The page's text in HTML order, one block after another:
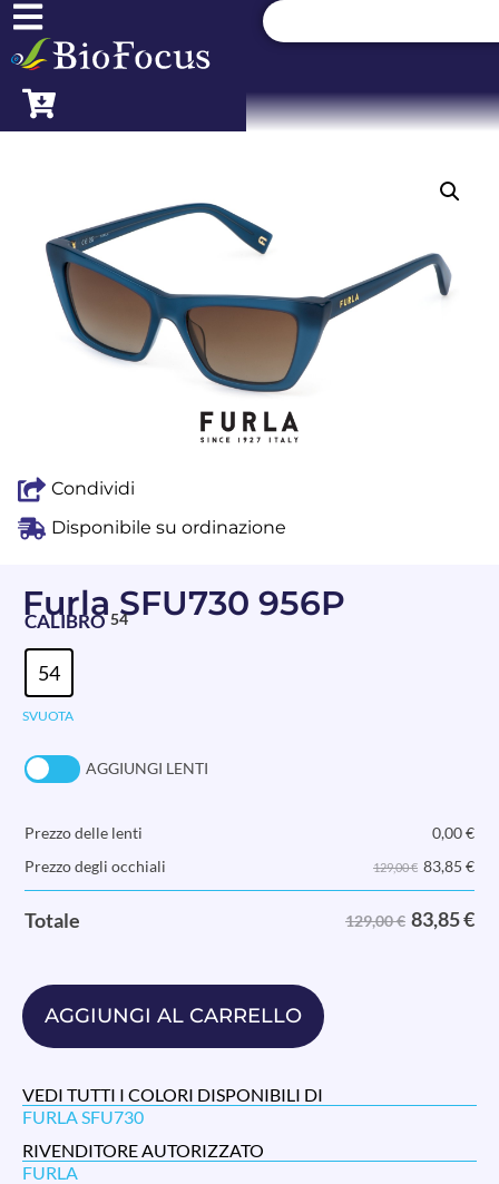
Condividi
Disponibile su ordinazione
Furla SFU730 956P
CALIBRO 54
54
SVUOTA
AGGIUNGI LENTI
Prezzo delle lenti 0,00€
Prezzo degli occhiali
129,00 € 83,85 €
Totale 129,00 € 83,85€
AGGIUNGI AL CARRELLO
VEDI TUTTI I COLORI DISPONIBILI DI
FURLA SFU730
RIVENDITORE AUTORIZZATO
FURLA